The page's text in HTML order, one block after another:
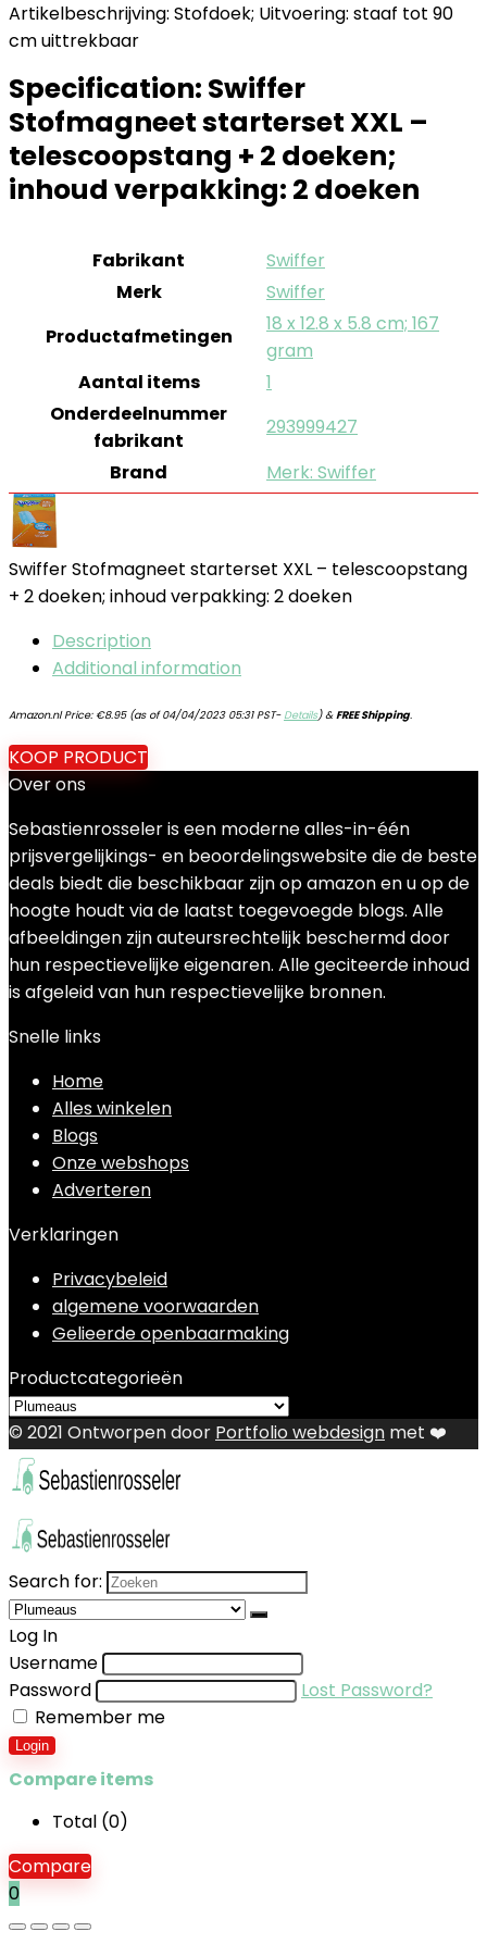
Artikelbeschrijving: Stofdoek; Uitvoering: staaf tot 90
cm uittrekbaar
Specification: Swiffer
Stofmagneet starterset XXL –
telescoopstang + 2 doeken;
inhoud verpakking: 2 doeken
Fabrikant
‎Swiffer
Merk
‎Swiffer
Productafmetingen
‎18 x 12.8 x 5.8 cm; 167
gram
Aantal items
‎1
Onderdeelnummer
fabrikant
‎293999427
Brand
Merk: Swiffer
Swiffer Stofmagneet starterset XXL – telescoopstang
+ 2 doeken; inhoud verpakking: 2 doeken
Description
Additional information
Amazon.nl Price: €8.95(as of 04/04/2023 05:31 PST- Details)&FREE Shipping.
KOOP PRODUCT
Over ons
Sebastienrosseler is een moderne alles-in-één
prijsvergelijkings- en beoordelingswebsite die de beste
deals biedt die beschikbaar zijn op amazon en u op de
hoogte houdt via de laatst toegevoegde blogs. Alle
afbeeldingen zijn auteursrechtelijk beschermd door
hun respectievelijke eigenaren. Alle geciteerde inhoud
is afgeleid van hun respectievelijke bronnen.
Snelle links
Home
Alles winkelen
Blogs
Onze webshops
Adverteren
Verklaringen
Privacybeleid
algemene voorwaarden
Gelieerde openbaarmaking
Productcategorieën
© 2021 Ontworpen door Portfolio webdesign met ❤️
Search for:
Log In
Username
Password
Lost Password?
Remember me
Login
Compare items
Total (0)
Compare
0